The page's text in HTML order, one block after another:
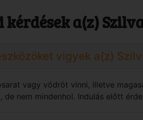
a(z)
vigyek a(z)
vagy vödröt vinni, illetve
de nem mindenhol. Indulás előtt